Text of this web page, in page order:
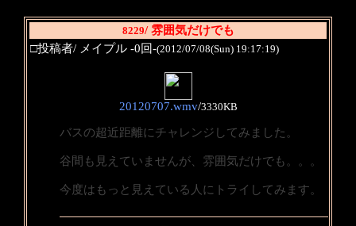
8229/ 雰囲気だけでも
□投稿者/ メイプル -0回-(2012/07/08(Sun) 19:17:19)
20120707.wmv/3330KB
バスの超近距離にチャレンジしてみました。
谷間も見えていませんが、雰囲気だけでも。。。
今度はもっと見えている人にトライしてみます。